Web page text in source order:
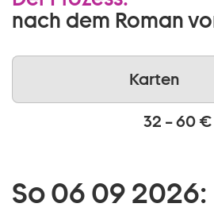
nach dem Roman
Karten
32 – 60 €
So 06 09 2026: